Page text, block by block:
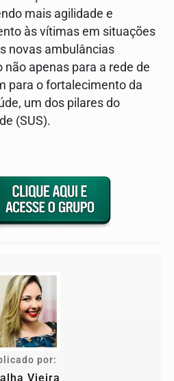
mais agilidade e
às vítimas em situações
novas ambulâncias
apenas para a rede de
para o fortalecimento da
um dos pilares do
(SUS).
por:
Vieira